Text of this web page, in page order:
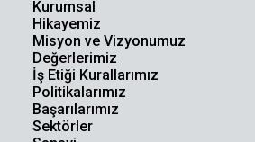
Kurumsal
Hikayemiz
Misyon ve Vizyonumuz
Değerlerimiz
İş Etiği Kurallarımız
Politikalarımız
Başarılarımız
Sektörler